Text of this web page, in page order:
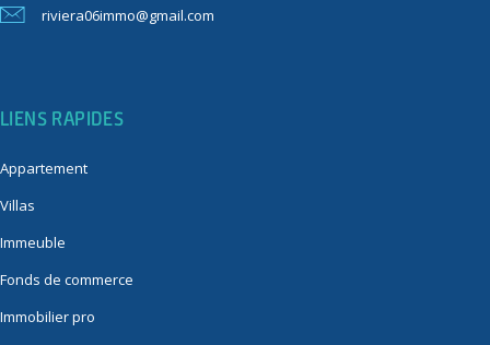
riviera06immo@gmail.com
LIENS RAPIDES
Appartement
Villas
Immeuble
Fonds de commerce
Immobilier pro